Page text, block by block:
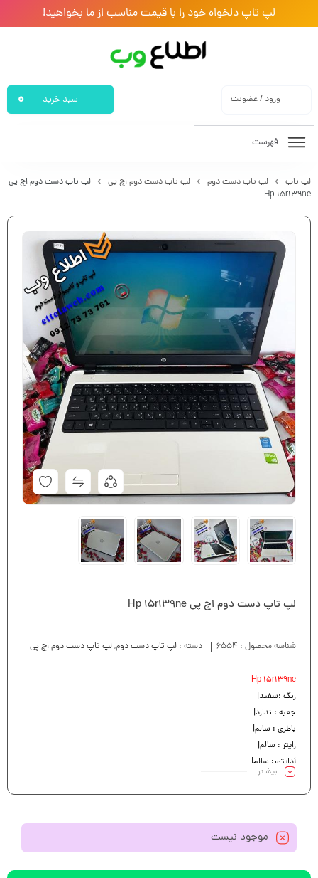
لپ تاپ دلخواه خود را با قیمت مناسب از ما بخواهید!
ورود / عضویت سبد خرید 0
فهرست
لپ تاپ لپ تاپ دست دوم لپ تاپ دست دوم اچ پی
لپ تاپ دست دوم اچ پی
Hp 15r139ne
لپ تاپ دست دوم اچ پی Hp 15r139ne
شناسه محصول : 6554 دسته : لپ تاپ دست دوم,لپ تاپ دست دوم اچ پی
Hp 15r139ne
رنگ :سفید|
جعبه : ندارد|
باطری : سالم|
رایتر : سالم|
آداپتور: سالم|
کیبرد : سالم|
بیشـتر
موجود نیست